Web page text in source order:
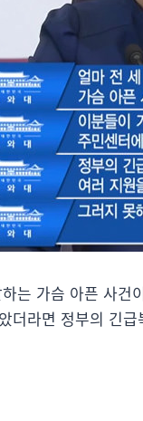
는 가슴 아픈 사
더라면 정부의 긴